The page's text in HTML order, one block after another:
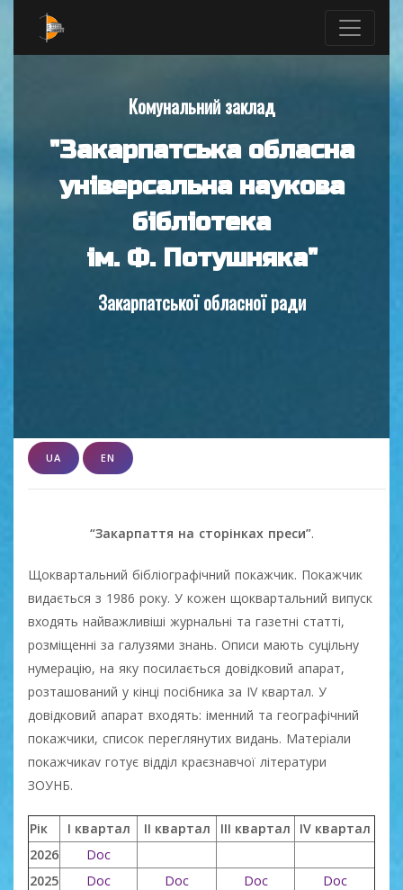
Комунальний заклад
"Закарпатська обласна
універсальна наукова
бібліотека
ім. Ф. Потушняка"
Закарпатської обласної ради
UA EN
“Закарпаття на сторінках преси”.
Щоквартальний бібліографічний покажчик. Покажчик
видається з 1986 року. У кожен щоквартальний випуск
входять найважливіші журнальні та газетні статті,
розміщенні за галузями знань. Описи мають суцільну
нумерацію, на яку посилається довідковий апарат,
розташований у кінці посібника за IV квартал. У
довідковий апарат входять: іменний та географічний
покажчики, список переглянутих видань. Матеріали
покажчикаv готує відділ краєзнавчої літератури
ЗОУНБ.
Рік I квартал II квартал III квартал
IV квартал
2026
Doc
2025
Doc Doc Doc
Doc